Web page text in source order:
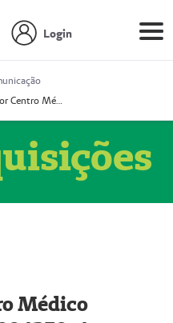
Login
Prestador Centro Médico Vitória Ltda, 51004350-4: Centro Médico Vitória Ltda (Nome Fantasia: Policlínica Master)
Médico